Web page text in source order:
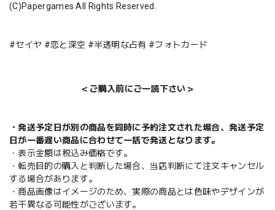
(C)Papergames All Rights Reserved.
#セイヤ #恋と深空 #半透明な占有 #フォトカード
＜ご購入前にご一読下さい＞
・発送予定日が別の商品を同時に予約注文された場合、発送予定
日が一番遅い商品に合わせて一括で発送となります。
・表示金額は税込み価格です。
・転売目的の購入と判断した場合、当店判断にて注文キャンセル
する場合があります。
・商品画像はイメージのため、実際の商品とは色味やデザインが
若干異なる可能性がございます。